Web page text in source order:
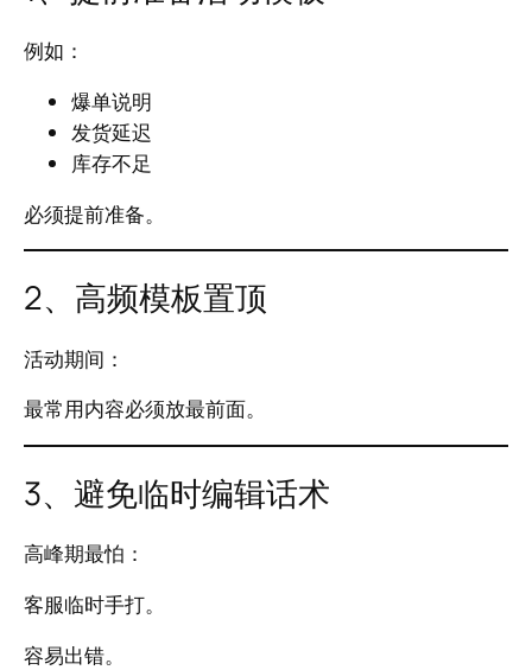
例如：
爆单说明
发货延迟
库存不足
必须提前准备。
2、高频模板置顶
活动期间：
最常用内容必须放最前面。
3、避免临时编辑话术
高峰期最怕：
客服临时手打。
容易出错。